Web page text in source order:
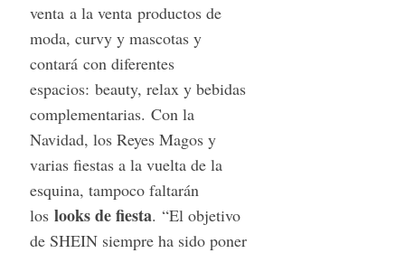
venta a la venta productos de
moda, curvy y mascotas y
contará con diferentes
espacios: beauty, relax y bebidas
complementarias. Con la
Navidad, los Reyes Magos y
varias fiestas a la vuelta de la
esquina, tampoco faltarán
los looks de fiesta. “El objetivo
de SHEIN siempre ha sido poner